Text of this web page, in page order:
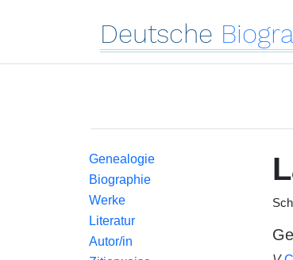
Deutsche
Genealogie
Biographie
Werke
Literatur
Autor/in